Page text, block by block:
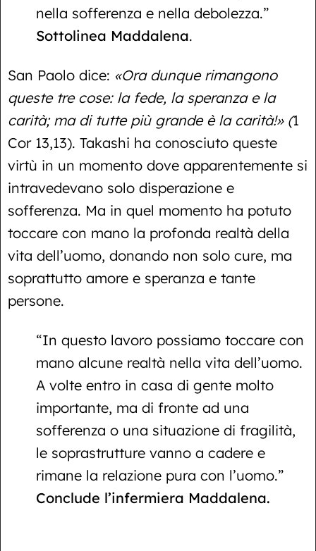
nella sofferenza e nella debolezza.”
Sottolinea Maddalena.
San Paolo dice: «Ora dunque rimangono
queste tre cose: la fede, la speranza e la
carità; ma di tutte più grande è la carità!» (1
Cor 13,13). Takashi ha conosciuto queste
virtù in un momento dove apparentemente si
intravedevano solo disperazione e
sofferenza. Ma in quel momento ha potuto
toccare con mano la profonda realtà della
vita dell’uomo, donando non solo cure, ma
soprattutto amore e speranza e tante
persone.
“In questo lavoro possiamo toccare con
mano alcune realtà nella vita dell’uomo.
A volte entro in casa di gente molto
importante, ma di fronte ad una
sofferenza o una situazione di fragilità,
le soprastrutture vanno a cadere e
rimane la relazione pura con l’uomo.”
Conclude l’infermiera Maddalena.